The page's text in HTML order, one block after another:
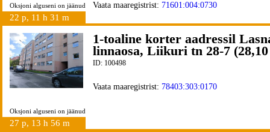
Oksjoni alguseni on jäänud
22 p, 11 h 31 m
Vaata maaregistrist: 71601:004:0730
Oksjoni alguseni on jäänud
27 p, 13 h 56 m
1-toaline korter aadressil
linnaosa, Liikuri tn 28-7
ID: 100498
Vaata maaregistrist: 78403:303:0170